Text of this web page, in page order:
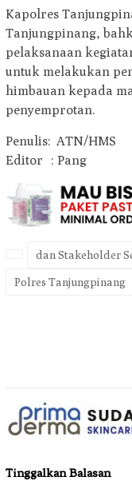
Kapolres
Tanjungpinang,
pelaksanaan
untuk melakukan
himbauan kepada
penyemprotan.
Penulis: ATN/HMS
Editor : Pang
dan Stakeholder
Polres Tanjungpinang
Tinggalkan Balasan